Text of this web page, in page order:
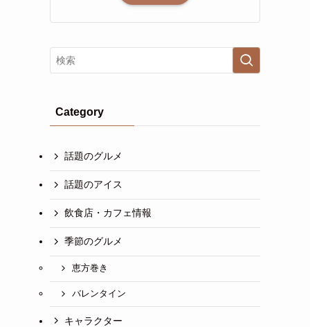
Category
話題のグルメ
話題のアイス
飲食店・カフェ情報
季節のグルメ
恵方巻き
バレンタイン
キャラクター